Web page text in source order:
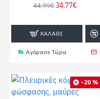
44,99€ 34,77€
ΚΑΛΆΘΙ
Αγόρασε Τώρα
-20 %